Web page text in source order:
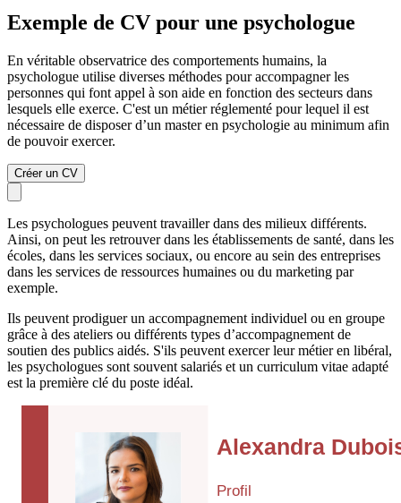
Exemple de CV pour une psychologue
En véritable observatrice des comportements humains, la
psychologue utilise diverses méthodes pour accompagner les
personnes qui font appel à son aide en fonction des secteurs dans
lesquels elle exerce. C'est un métier réglementé pour lequel il est
nécessaire de disposer d’un master en psychologie au minimum afin
de pouvoir exercer.
Créer un CV
Les psychologues peuvent travailler dans des milieux différents.
Ainsi, on peut les retrouver dans les établissements de santé, dans les
écoles, dans les services sociaux, ou encore au sein des entreprises
dans les services de ressources humaines ou du marketing par
exemple.
Ils peuvent prodiguer un accompagnement individuel ou en groupe
grâce à des ateliers ou différents types d’accompagnement de
soutien des publics aidés. S'ils peuvent exercer leur métier en libéral,
les psychologues sont souvent salariés et un curriculum vitae adapté
est la première clé du poste idéal.